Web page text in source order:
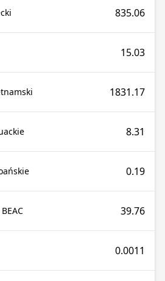
835.06
15.03
1831.17
8.31
0.19
39.76
0.0011